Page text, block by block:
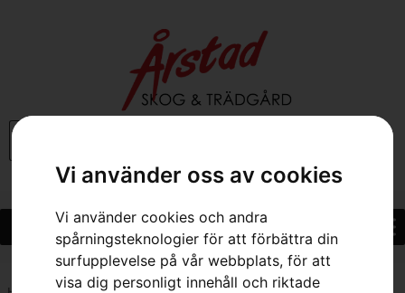
Vi använder oss av cookies
Vi använder cookies och andra
spårningsteknologier för att förbättra din
surfupplevelse på vår webbplats, för att
visa dig personligt innehåll och riktade